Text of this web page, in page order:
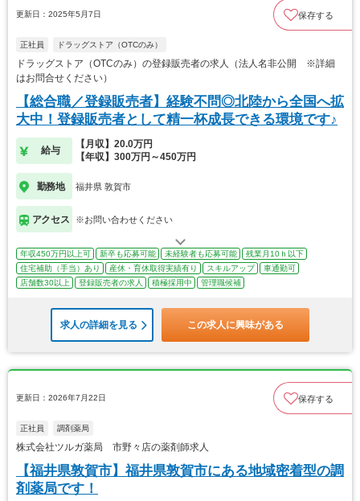
更新日：2025年5月7日 保存する
正社員 ドラッグストア（OTCのみ）
ドラッグストア（OTCのみ）の登録販売者の求人（法人名非公開 ※詳細
はお問合せください）
【総合職／登録販売者】経験不問◎北陸から全国へ拡
大中！登録販売者として精一杯成長できる環境です♪
給与
【月収】20.0万円
【年収】300万円～450万円
勤務地 福井県 敦賀市
アクセス ※お問い合わせください
年収450万円以上可 新卒も応募可能 未経験者も応募可能
残業月10ｈ以下
住宅補助（手当）あり
産休・育休取得実績有り スキルアップ
車通勤可
店舗数30以上
登録販売者の求人 積極採用中 管理職候補
求人の詳細を見る この求人に興味がある
更新日：2026年7月22日 保存する
正社員 調剤薬局
株式会社ツルガ薬局 市野々店の薬剤師求人
【福井県敦賀市】福井県敦賀市にある地域密着型の調
剤薬局です！